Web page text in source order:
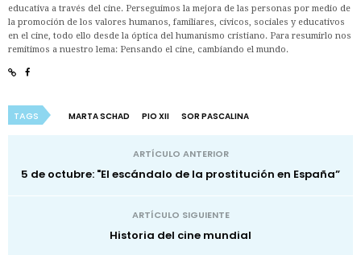
educativa a través del cine. Perseguimos la mejora de las personas por medio de
la promoción de los valores humanos, familiares, cívicos, sociales y educativos
en el cine, todo ello desde la óptica del humanismo cristiano. Para resumirlo nos
remitimos a nuestro lema: Pensando el cine, cambiando el mundo.
TAGS MARTA SCHAD PIO XII SOR PASCALINA
ARTÍCULO ANTERIOR
5 de octubre: "El escándalo de la prostitución en España”
ARTÍCULO SIGUIENTE
Historia del cine mundial